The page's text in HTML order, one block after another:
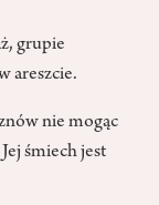
grupie
areszcie.
nie mogąc
śmiech jest